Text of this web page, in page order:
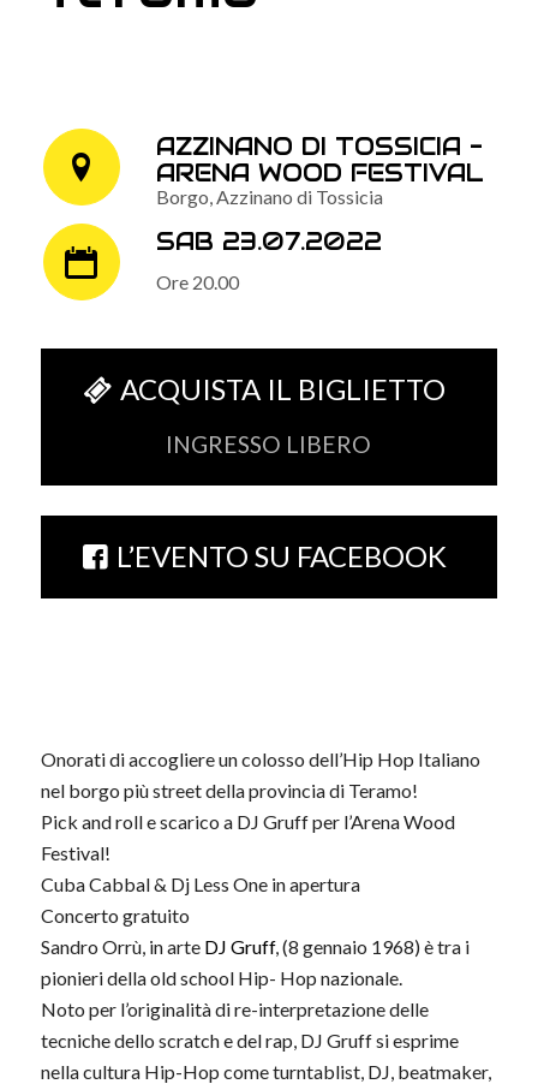
AZZINANO DI TOSSICIA -
ARENA WOOD FESTIVAL
Borgo, Azzinano di Tossicia
SAB 23.07.2022
Ore 20.00
ACQUISTA IL BIGLIETTO
INGRESSO LIBERO
L’EVENTO SU FACEBOOK
Onorati di accogliere un colosso dell’Hip Hop Italiano
nel borgo più street della provincia di Teramo!
Pick and roll e scarico a DJ Gruff per l’Arena Wood
Festival!
Cuba Cabbal & Dj Less One in apertura
Concerto gratuito
Sandro Orrù, in arte DJ Gruff, (8 gennaio 1968) è tra i
pionieri della old school Hip- Hop nazionale.
Noto per l’originalità di re-interpretazione delle
tecniche dello scratch e del rap, DJ Gruff si esprime
nella cultura Hip-Hop come turntablist, DJ, beatmaker,